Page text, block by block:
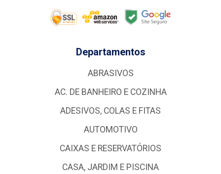
Departamentos
ABRASIVOS
AC. DE BANHEIRO E COZINHA
ADESIVOS, COLAS E FITAS
AUTOMOTIVO
CAIXAS E RESERVATÓRIOS
CASA, JARDIM E PISCINA